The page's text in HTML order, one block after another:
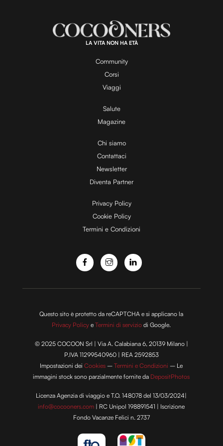
a
y
V
i
d
e
o
:
1
0
0
.
0
LA VITA NON HA ETÀ
Community
Corsi
Viaggi
Salute
Magazine
Chi siamo
Contattaci
Newsletter
Diventa Partner
Privacy Policy
Cookie Policy
Termini e Condizioni
Questo sito è protetto da reCAPTCHA e si applicano la
Privacy Policy eTermini di servizio di Google.
© 2025 COCOON Srl | Via A. Calabiana 6, 20139 Milano |
P.IVA 11299540960 | REA 2592853
Impostazioni deiCookies –Termini e Condizioni – Le
immagini stock sono parzialmente fornite da DepositPhotos
Licenza Agenzia di viaggio e T.O. 148078 del 13/03/2024|
info@cocooners.com | RC Unipol 198891541 | Iscrizione
Fondo Vacanze Felici n. 2737